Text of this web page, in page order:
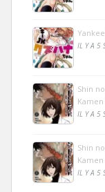
IL Y A 5
Shin
IL Y A 5
Shin
IL Y A 5